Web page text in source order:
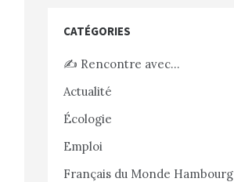
CATÉGORIES
✍️ Rencontre avec…
Actualité
Écologie
Emploi
Français du Monde Hambourg